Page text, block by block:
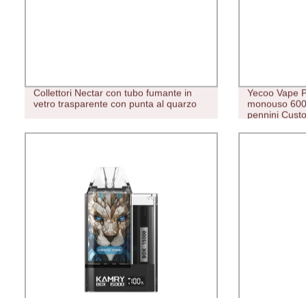
Collettori Nectar con tubo fumante in
vetro trasparente con punta al quarzo
Yecoo Vape
monouso
pennini